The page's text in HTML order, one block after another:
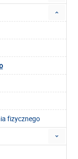
fizycznego